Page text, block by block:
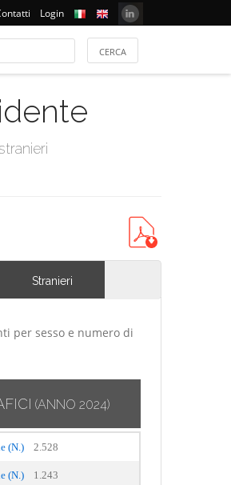
Login
Stranieri
per sesso e numero di
(ANNO 2024)
(N.) 2.528
(N.) 1.243